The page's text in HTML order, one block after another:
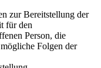
zur Bereitstellung der
für den
Person, die
Folgen der